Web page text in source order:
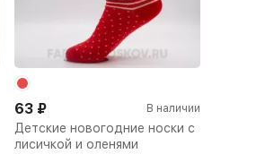
Детские новогодние носки с
лисичкой и оленями
63 ₽ В наличии